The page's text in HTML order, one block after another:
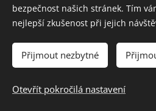
Architecture Project s.r.o.,
Kyjov, IČ: 038
Cookies
bezpečnost našich stránek. Tím
nejlepší zkušenost při jejich
Přijmout nezbytné
Otevřít pokročilá nastavení